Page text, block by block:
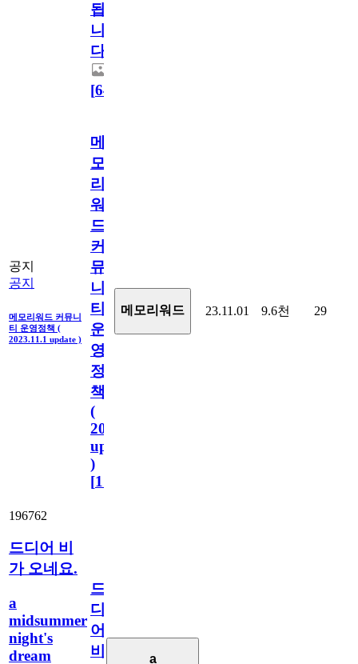
됩
니
다.
[64
공지
공지
메모리워드 커뮤니
티 운영정책 (
2023.11.1 update )
메
모
리
워
드
커
뮤
니
티
운
영
정
책
(
2023.11.1
update
)
[110
메모리워드 23.11.01 9.6천 29
196762
드디어 비
가 오네요.
a
midsummer
night's
dream
드
디
어
비
a